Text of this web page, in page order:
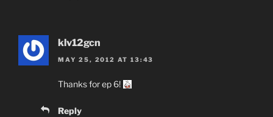
klv12gcn
MAY 25, 2012 AT 13:43
Thanks for ep 6!
Reply